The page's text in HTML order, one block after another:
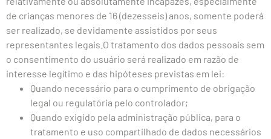
de crianças menores de 16 (dezesseis) anos, somente poderá
ser realizado, se devidamente assistidos por seus
representantes legais.O tratamento dos dados pessoais sem
o consentimento do usuário será realizado em razão de
interesse legítimo e das hipóteses previstas em lei:
Quando necessário para o cumprimento de obrigação
legal ou regulatória pelo controlador;
Quando exigido pela administração pública, para o
tratamento e uso compartilhado de dados necessários